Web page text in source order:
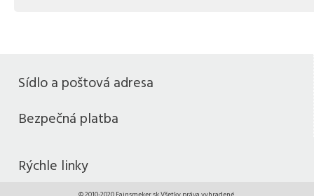
Sídlo a poštová adresa
Bezpečná platba
Rýchle linky